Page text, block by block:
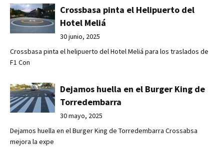
Crossbasa pinta el Helipuerto del
Hotel Meliá
30 junio, 2025
Crossbasa pinta el helipuerto del Hotel Meliá para los traslados de
F1 Con
Dejamos huella en el Burger King de
Torredembarra
30 mayo, 2025
Dejamos huella en el Burger King de Torredembarra Crossabsa
mejora la expe